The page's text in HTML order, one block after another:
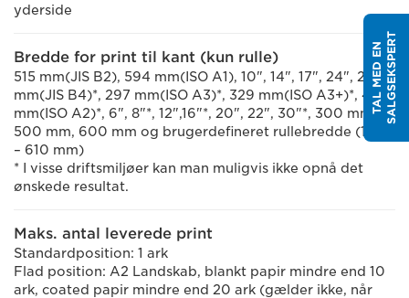
yderside
Bredde for print til kant (kun rulle)
515 mm(JIS B2), 594 mm(ISO A1), 10", 14", 17", 24", 257
mm(JIS B4)*, 297 mm(ISO A3)*, 329 mm(ISO A3+)*, 420
mm(ISO A2)*, 6", 8"*, 12",16"*, 20", 22", 30"*, 300 mm*,
500 mm, 600 mm og brugerdefineret rullebredde (154,2
– 610 mm)
* I visse driftsmiljøer kan man muligvis ikke opnå det
ønskede resultat.
Maks. antal leverede print
Standardposition: 1 ark
Flad position: A2 Landskab, blankt papir mindre end 10
ark, coated papir mindre end 20 ark (gælder ikke, når
T
A
L
M
E
D
E
N
S
A
L
G
S
E
K
S
P
E
RT